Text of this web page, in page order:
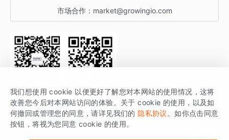
开发者文档
SDK 文档
场景指南
行业活动
市场合作： market@growingio.com
关注公众号 获取更多干货
GrowingIO 是专注于数据智能分析与增长的品牌，核心平台为 GrowingIO
分析云。
我们想使用 cookie 以便更好了解您对本网站的使用情况，这将
改善您今后对本网站访问的体验。关于 cookie 的使用，以及如
何撤回或管理您的同意，请详见我们的 隐私协议 。如你点击同意
按钮，将视为您同意 cookie 的使用。